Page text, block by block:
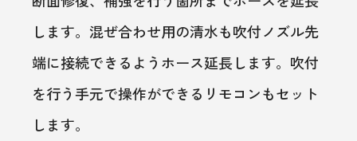
します。混ぜ合わせ用の清水も吹付ノズル先
端に接続できるようホース延長します。吹付
を行う手元で操作ができるリモコンもセット
します。